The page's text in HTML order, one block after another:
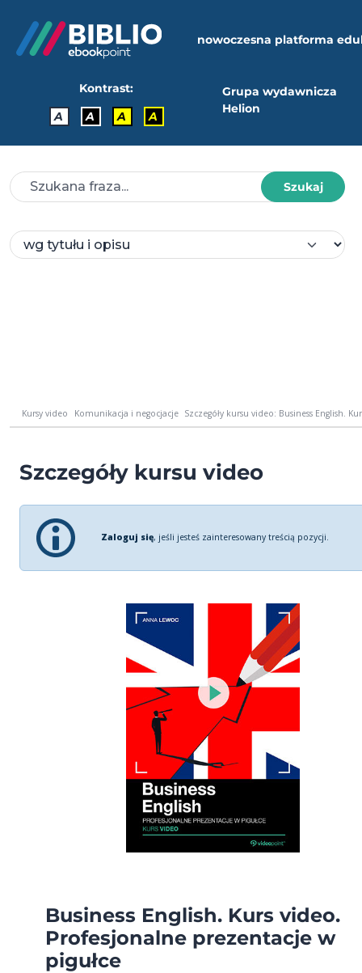
nowoczesna platforma
Kontrast:
A
A A A
Grupa wydawnicza
Helion
Szukaj
Kursy video Komunikacja i negocjacje Szczegóły kursu video: Business English.
Szczegóły kursu video
Zaloguj się, jeśli jesteś zainteresowany treścią pozycji.
Business English. Kurs video.
Profesjonalne prezentacje w
pigułce